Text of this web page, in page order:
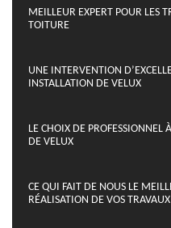
MEILLEUR EXPERT POUR LES
TOITURE
UNE INTERVENTION
INSTALLATION DE VELUX
LE CHOIX DE PROFESSIONNEL
DE VELUX
CE QUI FAIT DE NOUS LE
RÉALISATION DE VOS TRAVAUX